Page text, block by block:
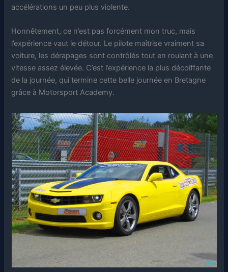
accélérations un peu plus violente.
Honnêtement, ce n’est pas forcément mon truc, mais
l’expérience vaut le détour. Le pilote maîtrise vraiment sa
voiture, les dérapages sont contrôlés tout en roulant à une
vitesse assez élevée. C’est l’expérience la plus décoiffante
de la journée, qui termine cette belle journée en Bretagne
grâce à Motorsport Academy.